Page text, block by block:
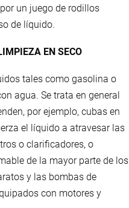
un juego de rodillos
de líquido.
EN SECO
tales como gasolina o
agua. Se trata en general
por ejemplo, cubas en
el líquido a atravesar las
o clarificadores, o
de la mayor parte de los
y las bombas de
con motores y